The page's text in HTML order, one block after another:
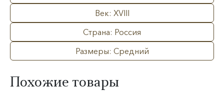
Век: XVIII
Страна: Россия
Размеры: Средний
Похожие товары